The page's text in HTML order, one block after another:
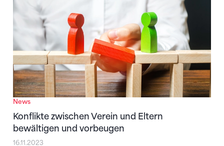
News
Konflikte zwischen Verein und Eltern
bewältigen und vorbeugen
16.11.2023